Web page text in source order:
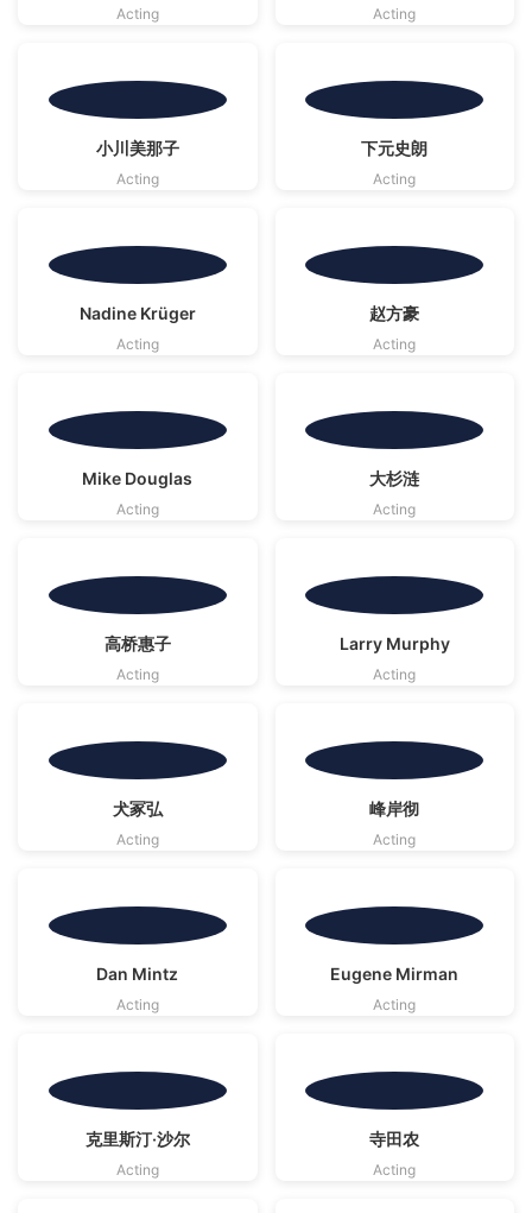
Acting Acting
影视资料源自
· CC BY-SA 4.0 | 海报版权归原作者
小川美那子
Acting
影视资料源自
· CC BY-SA 4.0 | 海报版权归原作者
下元史朗
Acting
影视资料源自
TMDB· CC BY-SA 4.0 | 海报版权归原作者
Nadine Krüger
Acting
影视资料源自
· CC BY-SA 4.0 | 海报版权归原作者
赵方豪
Acting
影视资料源自
· CC BY-SA 4.0 | 海报版权归原作者
Mike Douglas
Acting
影视资料源自
· CC BY-SA 4.0 | 海报版权归原作者
大杉涟
Acting
影视资料源自
· CC BY-SA 4.0 | 海报版权归原作者
高桥惠子
Acting
影视资料源自
· CC BY-SA 4.0 | 海报版权归原作者
Larry Murphy
Acting
影视资料源自
· CC BY-SA 4.0 | 海报版权归原作者
犬冢弘
Acting
影视资料源自
· CC BY-SA 4.0 | 海报版权归原作者
峰岸彻
Acting
影视资料源自
· CC BY-SA 4.0 | 海报版权归原作者
Dan Mintz
Acting
影视资料源自
TMDB· CC BY-SA 4.0 | 海报版权归原作者
Eugene Mirman
Acting
影视资料源自
· CC BY-SA 4.0 | 海报版权归原作者
克里斯汀·沙尔
Acting
影视资料源自
· CC BY-SA 4.0 | 海报版权归原作者
寺田农
Acting